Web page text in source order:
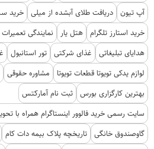
آپ تیون دریافت طلای آبشده از میلی خرید
خرید استارز تلگرام هتل یار نمایندگی
هدایای تبلیغاتی
غذای شرکتی تور استانبول
لوازم یدکی تویوتا قطعات تویوتا
مشاوره حقوقی
بهترین کارگزاری بورس ثبت نام آمارکتس
سایت رسمی خرید فالوور اینستاگرام همراه با
گاوصندوق خانگی تاریخچه پلاک بیمه دات کام